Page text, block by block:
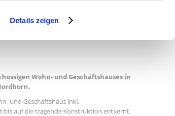
Details zeigen
Wohn- und Geschäftshauses in
und Geschäftshaus inkl.
auf die tragende Konstruktion entkernt,